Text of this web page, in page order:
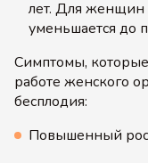
лет. Для женщин
уменьшается до
Симптомы,
работе женского
бесплодия:
Повышенный